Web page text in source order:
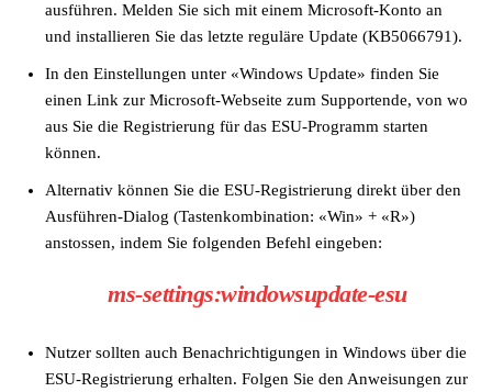
ausführen. Melden Sie sich mit einem Microsoft-Konto an
und installieren Sie das letzte reguläre Update (KB5066791).
In den Einstellungen unter «Windows Update» finden Sie
einen Link zur Microsoft-Webseite zum Supportende, von wo
aus Sie die Registrierung für das ESU-Programm starten
können.
Alternativ können Sie die ESU-Registrierung direkt über den
Ausführen-Dialog (Tastenkombination: «Win» + «R»)
anstossen, indem Sie folgenden Befehl eingeben:
ms-settings:windowsupdate-esu
Nutzer sollten auch Benachrichtigungen in Windows über die
ESU-Registrierung erhalten. Folgen Sie den Anweisungen zur